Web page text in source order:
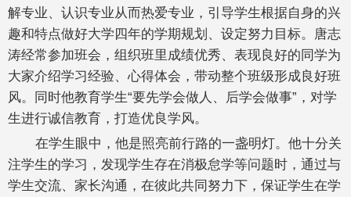
解专业、认识专业从而热爱专业，引导学生根据自身的兴
趣和特点做好大学四年的学期规划、设定努力目标。唐志
涛经常参加班会，组织班里成绩优秀、表现良好的同学为
大家介绍学习经验、心得体会，带动整个班级形成良好班
风。同时他教育学生“要先学会做人、后学会做事”，对学
生进行诚信教育，打造优良学风。
在学生眼中，他是照亮前行路的一盏明灯。他十分关
注学生的学习，发现学生存在消极怠学等问题时，通过与
学生交流、家长沟通，在彼此共同努力下，保证学生在学